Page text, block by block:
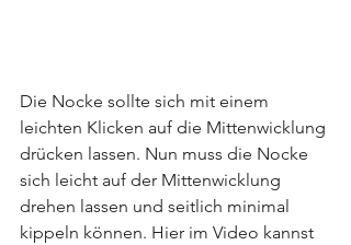
Die Nocke sollte sich mit einem
leichten Klicken auf die Mittenwicklung
drücken lassen. Nun muss die Nocke
sich leicht auf der Mittenwicklung
drehen lassen und seitlich minimal
kippeln können. Hier im Video kannst